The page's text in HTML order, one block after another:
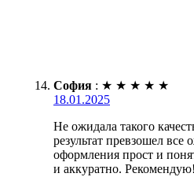
София : ★ ★ ★ ★ ★
18.01.2025
Не ожидала такого
результат превзошел
оформления прост и
и аккуратно. Рекомендую!